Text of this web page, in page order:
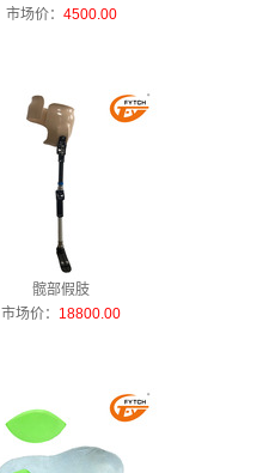
市场价： 4500.00
髋部假肢
市场价： 18800.00